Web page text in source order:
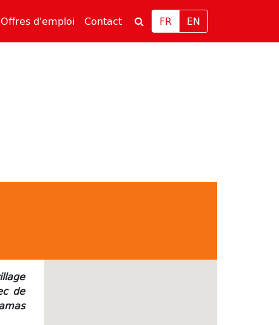
Offres d'emploi Contact(current)FR EN
de